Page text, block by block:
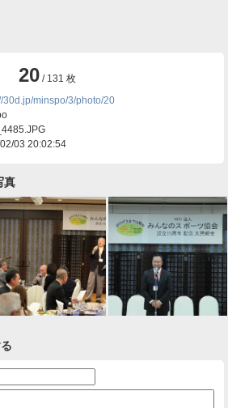
20 / 131 枚
30d.jp/minspo/3/photo/20
03 20:02:54
真